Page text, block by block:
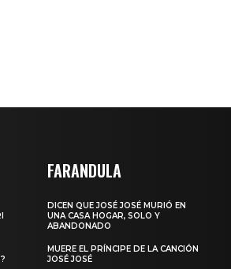
FARANDULA
DICEN QUE JOSÉ JOSÉ MURIÓ EN
UNA CASA HOGAR, SOLO Y
ABANDONADO
MUERE EL PRÍNCIPE DE LA CANCIÓN
JOSÉ JOSÉ